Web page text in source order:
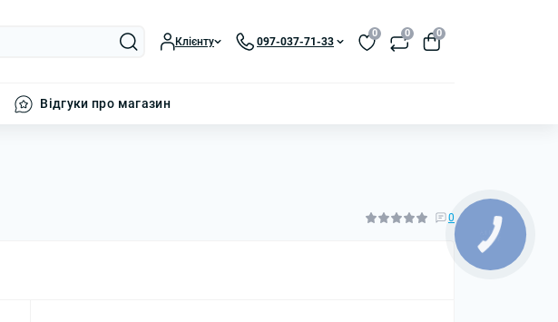
Клієнту 097-037-71-33
0 0 0
Відгуки про магазин
0